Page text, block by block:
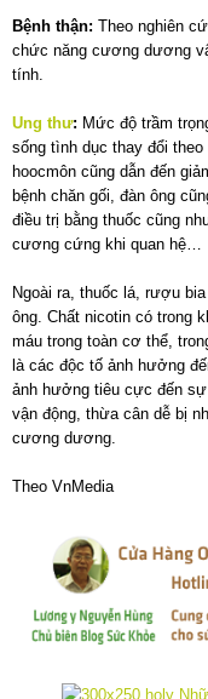
Bệnh thận: Theo nghiên
chức năng cương dương
tính.
Ung thư: Mức độ trầm
sống tình dục thay đổi
hoocmôn cũng dẫn đến
bệnh chăn gối, đàn ông
điều trị bằng thuốc cũng
cương cứng khi quan hệ…
Ngoài ra, thuốc lá, rượu
ông. Chất nicotin có trong
máu trong toàn cơ thể,
là các độc tố ảnh hưởng
ảnh hưởng tiêu cực đến
vận động, thừa cân dễ bị
cương dương.
Theo VnMedia